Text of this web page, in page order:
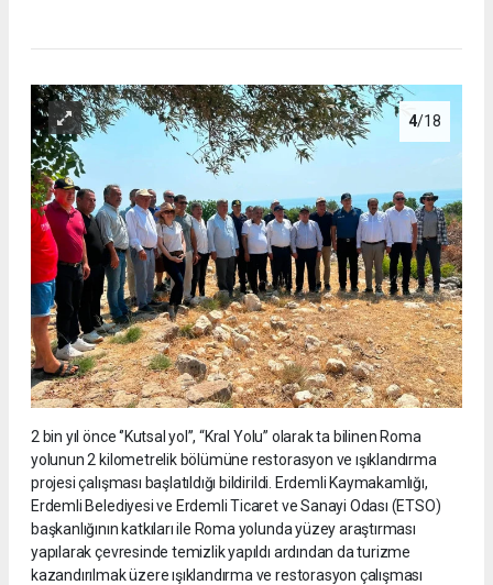
4/18
2 bin yıl önce ‘’Kutsal yol’’, “Kral Yolu” olarak ta bilinen Roma
yolunun 2 kilometrelik bölümüne restorasyon ve ışıklandırma
projesi çalışması başlatıldığı bildirildi. Erdemli Kaymakamlığı,
Erdemli Belediyesi ve Erdemli Ticaret ve Sanayi Odası (ETSO)
başkanlığının katkıları ile Roma yolunda yüzey araştırması
yapılarak çevresinde temizlik yapıldı ardından da turizme
kazandırılmak üzere ışıklandırma ve restorasyon çalışması